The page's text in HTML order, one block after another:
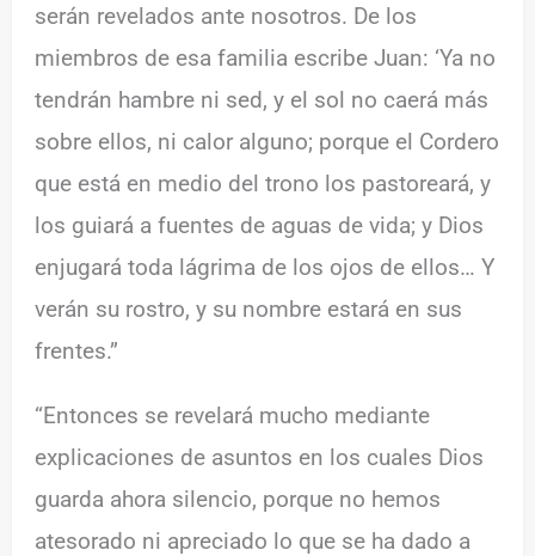
serán revelados ante nosotros. De los
miembros de esa familia escribe Juan: ‘Ya no
tendrán hambre ni sed, y el sol no caerá más
sobre ellos, ni calor alguno; porque el Cordero
que está en medio del trono los pastoreará, y
los guiará a fuentes de aguas de vida; y Dios
enjugará toda lágrima de los ojos de ellos… Y
verán su rostro, y su nombre estará en sus
frentes.”
“Entonces se revelará mucho mediante
explicaciones de asuntos en los cuales Dios
guarda ahora silencio, porque no hemos
atesorado ni apreciado lo que se ha dado a